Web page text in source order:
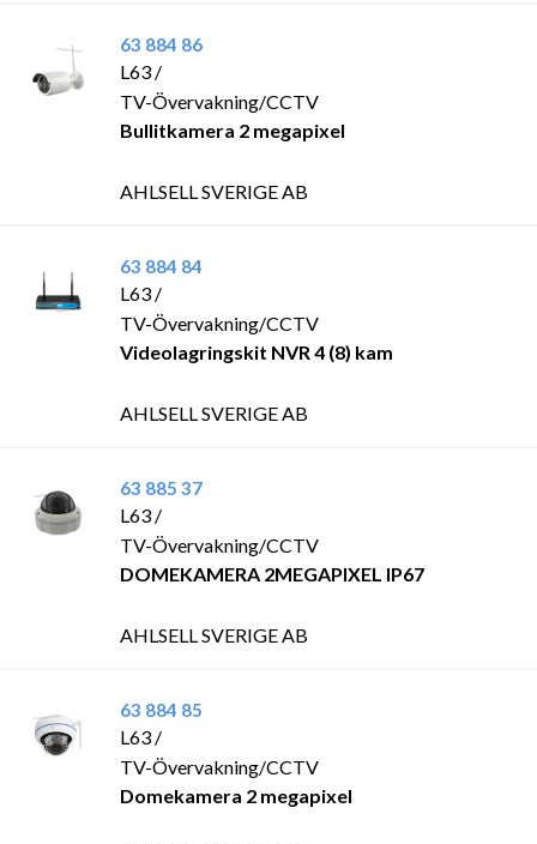
63 884 86
L63 /
TV-Övervakning/CCTV
Bullitkamera 2 megapixel
AHLSELL SVERIGE AB
63 884 84
L63 /
TV-Övervakning/CCTV
Videolagringskit NVR 4 (8) kam
AHLSELL SVERIGE AB
63 885 37
L63 /
TV-Övervakning/CCTV
DOMEKAMERA 2MEGAPIXEL IP67
AHLSELL SVERIGE AB
63 884 85
L63 /
TV-Övervakning/CCTV
Domekamera 2 megapixel